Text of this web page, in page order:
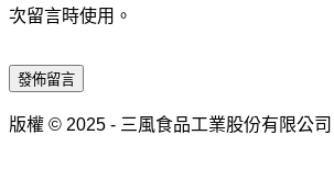
次留言時使用。
發佈留言
版權 © 2025 - 三風食品工業股份有限公司